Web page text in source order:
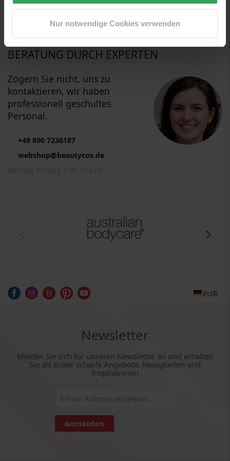
Nur notwendige Cookies verwenden
LIEFERUNG UND RÜCKGABE
BERATUNG DURCH EXPERTEN
Zögern Sie nicht, uns zu
kontaktieren, wir haben
professionell geschultes
Personal.
+49 800 7236187
webshop@beautycos.de
EUR
Newsletter
Melden Sie sich für unseren Newsletter an und erhalten
Sie als Erster scharfe Angebote, Neuigkeiten und
Inspirationen
Anmelden